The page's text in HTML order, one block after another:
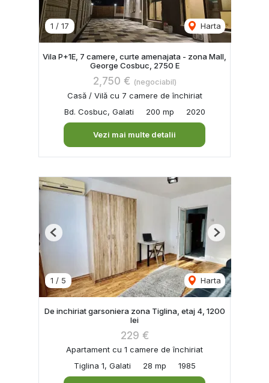
1 / 17 Harta
Vila P+1E, 7 camere, curte amenajata - zona Mall,
George Cosbuc, 2750 E
2,750 € (negociabil)
Casă / Vilă cu 7 camere de închiriat
Bd. Cosbuc, Galati
200 mp 2020
Vezi mai multe detalii
1 / 5 Harta
Previous Next
De inchiriat garsoniera zona Tiglina, etaj 4, 1200
lei
229 €
Apartament cu 1 camere de închiriat
Tiglina 1, Galati
28 mp 1985